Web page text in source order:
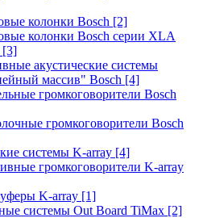
колонки Bosch [2]
колонки Bosch серии XLA
[3]
акустические системы
массив" Bosch [4]
громкоговорители Bosch
громкоговорители Bosch
системы K-array [4]
громкоговорители K-array
K-array [1]
системы Out Board TiMax [2]